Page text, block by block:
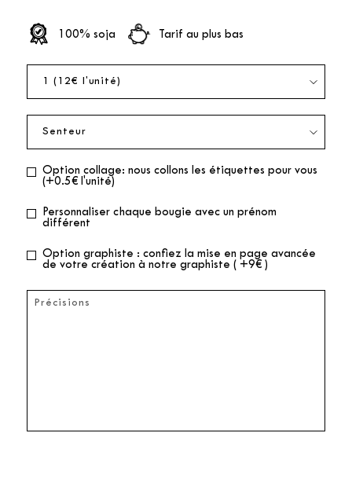
100% soja Tarif au plus bas
Option collage: nous collons les étiquettes pour vous
(+0.5€ l'unité)
Personnaliser chaque bougie avec un prénom
différent
Option graphiste : confiez la mise en page avancée
de votre création à notre graphiste ( +9€ )